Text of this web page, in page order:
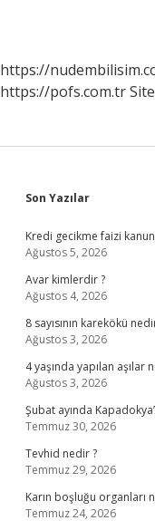
https://
https://pofs.com.tr
Sidebar
Son Yazılar
Kredi gecikme faizi
Ağustos 5, 2026
Avar kimlerdir ?
Ağustos 4, 2026
8 sayısının karekökü
Ağustos 3, 2026
4 yaşında yapılan aşılar
Ağustos 3, 2026
Şubat ayında
Temmuz 30, 2026
Tevhid nedir ?
Temmuz 29, 2026
Karın boşluğu organları
Temmuz 24, 2026